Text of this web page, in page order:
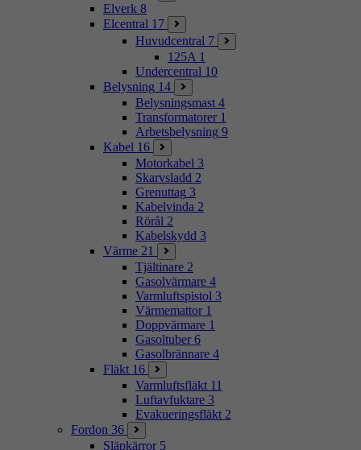
Elverk 8
Elcentral 17
Huvudcentral 7
125A 1
Undercentral 10
Belysning 14
Belysningsmast 4
Transformatorer 1
Arbetsbelysning 9
Kabel 16
Motorkabel 3
Skarvsladd 2
Grenuttag 3
Kabelvinda 2
Rörål 2
Kabelskydd 3
Värme 21
Tjältinare 2
Gasolvärmare 4
Varmluftspistol 3
Värmemattor 1
Doppvärmare 1
Gasoltuber 6
Gasolbrännare 4
Fläkt 16
Varmluftsfläkt 11
Luftavfuktare 3
Evakueringsfläkt 2
Fordon 36
Släpkärror 5